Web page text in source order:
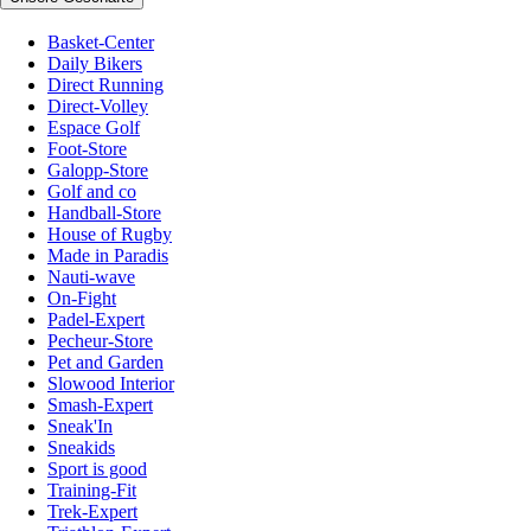
Basket-Center
Daily Bikers
Direct Running
Direct-Volley
Espace Golf
Foot-Store
Galopp-Store
Golf and co
Handball-Store
House of Rugby
Made in Paradis
Nauti-wave
On-Fight
Padel-Expert
Pecheur-Store
Pet and Garden
Slowood Interior
Smash-Expert
Sneak'In
Sneakids
Sport is good
Training-Fit
Trek-Expert